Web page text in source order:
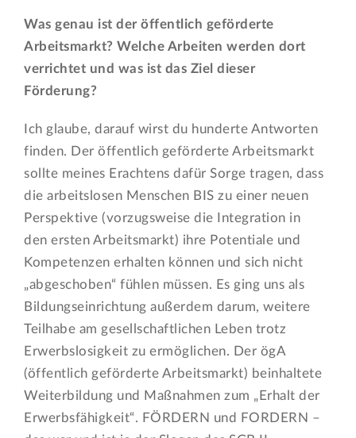
Was genau ist der öffentlich geförderte
Arbeitsmarkt? Welche Arbeiten werden dort
verrichtet und was ist das Ziel dieser
Förderung?
Ich glaube, darauf wirst du hunderte Antworten
finden. Der öffentlich geförderte Arbeitsmarkt
sollte meines Erachtens dafür Sorge tragen, dass
die arbeitslosen Menschen BIS zu einer neuen
Perspektive (vorzugsweise die Integration in
den ersten Arbeitsmarkt) ihre Potentiale und
Kompetenzen erhalten können und sich nicht
„abgeschoben“ fühlen müssen. Es ging uns als
Bildungseinrichtung außerdem darum, weitere
Teilhabe am gesellschaftlichen Leben trotz
Erwerbslosigkeit zu ermöglichen. Der ögA
(öffentlich geförderte Arbeitsmarkt) beinhaltete
Weiterbildung und Maßnahmen zum „Erhalt der
Erwerbsfähigkeit“. FÖRDERN und FORDERN –